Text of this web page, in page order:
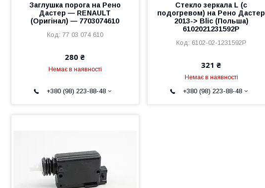
Заглушка порога на Рено
Дастер — RENAULT
(Оригінал) — 7703074610
77 03 074 610
280 ₴
Немає в наявності
+380 (98) 223-88-48
Стекло зеркала L (с
подогревом) на Рено Дастер
2013-> Blic (Польша)
6102021231592P
6102-02-1231592P
321 ₴
Немає в наявності
+380 (98) 223-88-48